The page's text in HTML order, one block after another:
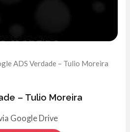
ADS Verdade – Tulio Moreira
– Tulio Moreira
Google Drive